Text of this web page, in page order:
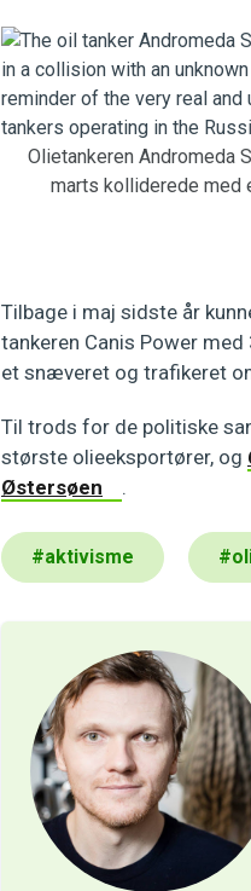
Olietankeren Andromeda
marts kolliderede med
Tilbage i maj sidste år
tankeren Canis Power
et snæveret og trafikeret
Til trods for de politiske
største olieeksportører, og
Østersøen
.
#aktivisme #